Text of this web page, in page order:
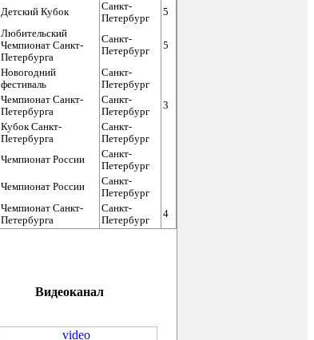
Детский Кубок
Санкт-
Петербург
5
Любительский
Чемпионат Санкт-
Петербурга
Санкт-
Петербург
5
Новогодний
фестиваль
Санкт-
Петербург
Чемпионат Санкт-
Петербурга
Санкт-
Петербург
3
Кубок Санкт-
Петербурга
Санкт-
Петербург
Чемпионат России
Санкт-
Петербург
Чемпионат России
Санкт-
Петербург
Чемпионат Санкт-
Петербурга
Санкт-
Петербург
4
Видеоканал